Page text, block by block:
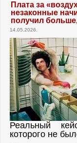
Плата за
незаконные
получил
14.05.2026.
Реальный
которого не